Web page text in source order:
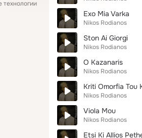
технологии
Exo Mia Varka
Nikos Rodianos
Ston Ai Giorgi
Nikos Rodianos
O Kazanaris
Nikos Rodianos
Kriti Omorfia Tou
Nikos Rodianos
Viola Mou
Nikos Rodianos
Etsi Ki Allios